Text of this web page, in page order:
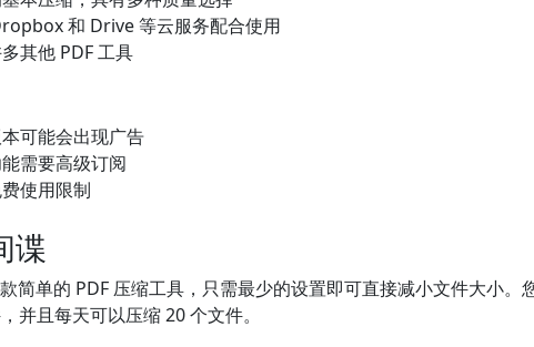
和 Drive 等云服务配合使用
其他 PDF 工具
可能会出现广告
需要高级订阅
使用限制
谍
简单的 PDF 压缩工具，只需最少的设置即可直接减小文件大小。
并且每天可以压缩 20 个文件。